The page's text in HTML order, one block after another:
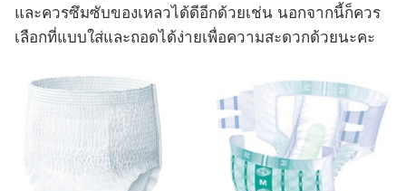
และควรซึมซับของเหลวได้ดีอีกด้วยเช่น นอกจากนี้ก็ควร
เลือกที่แบบใส่และถอดได้ง่ายเพื่อความสะดวกด้วยนะคะ